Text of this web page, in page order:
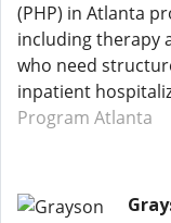
(PHP) in Atlanta
including therapy
who need
inpatient
Program Atlanta